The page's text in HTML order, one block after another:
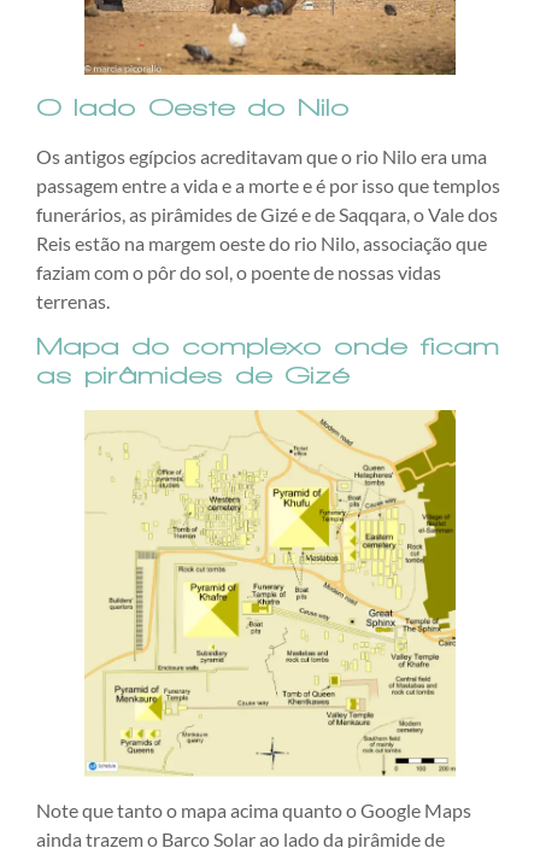
O lado Oeste do Nilo
Os antigos egípcios acreditavam que o rio Nilo era uma
passagem entre a vida e a morte e é por isso que templos
funerários, as pirâmides de Gizé e de Saqqara, o Vale dos
Reis estão na margem oeste do rio Nilo, associação que
faziam com o pôr do sol, o poente de nossas vidas
terrenas.
Mapa do complexo onde ficam
as pirâmides de Gizé
Note que tanto o mapa acima quanto o Google Maps
ainda trazem o Barco Solar ao lado da pirâmide de